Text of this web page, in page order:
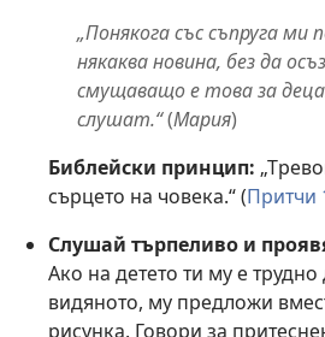
„Понякога със съпруга
някаква новина, без да
смущаващо е това за
слушат.“(Мария)
Библейски принцип:
сърцето на човека.“ (Притчи
Слушай търпеливо и
Ако на детето ти му е трудно
видяното, му предложи
рисунка. Говори за